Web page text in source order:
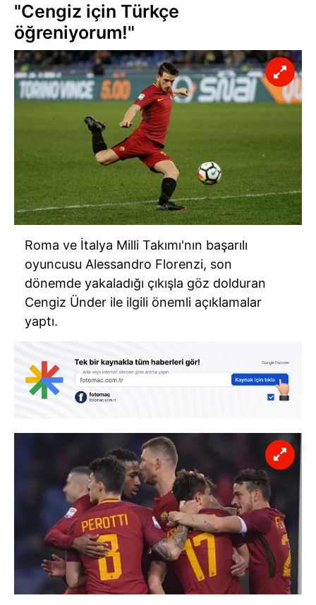
"Cengiz için Türkçe
öğreniyorum!"
Roma ve İtalya Milli Takımı'nın başarılı
oyuncusu Alessandro Florenzi, son
dönemde yakaladığı çıkışla göz dolduran
Cengiz Ünder ile ilgili önemli açıklamalar
yaptı.